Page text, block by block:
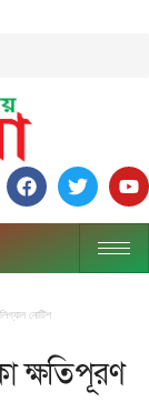
নোটিশ
ক্ষতিপূরণ